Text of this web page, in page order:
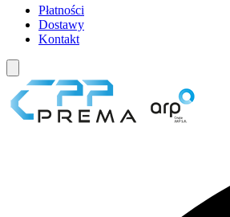
Płatności
Dostawy
Kontakt